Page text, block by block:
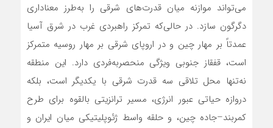
می‌تواند موازنه میان قدرت‌های شرقی را به‌طرز معناداری
دگرگون سازد. در حالی‌که تمرکز راهبردی غرب در شرق آسیا
عمدتاً بر مهار چین و در اروپای شرقی بر مهار روسیه متمرکز
است، قفقاز جنوبی ویژگی منحصربه‌فردی دارد. این منطقه
نه‌تنها محل تلاقی سه قدرت شرقی با یکدیگر است، بلکه
دروازه حیاتی عبور انرژی، مسیر ترانزیتی بالقوه برای طرح
کمربند–جاده چین، و حلقه واسط ژئوپلیتیکی میان ایران و